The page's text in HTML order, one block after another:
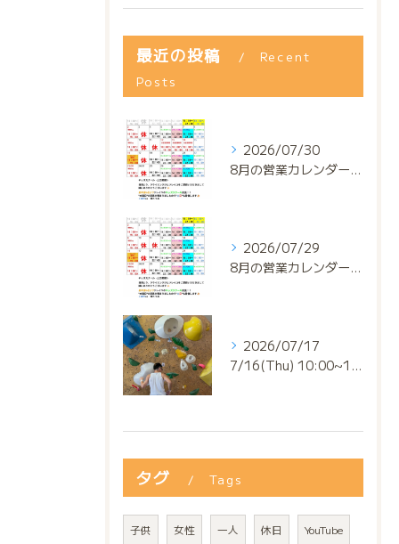
最近の投稿
Recent
Posts
2026/07/30
8月の営業カレンダー📅でっっっす‼️
2026/07/29
8月の営業カレンダー📅でっっっす‼️
2026/07/17
7/16(Thu) 10:00~13:00
タグ Tags
子供 女性 一人 休日 YouTube